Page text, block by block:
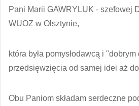
Pani Marii GAWRYLUK - szefowej
WUOZ w Olsztynie,
która była pomysłodawcą i
przedsięwzięcia od samej idei aż
Obu Paniom składam serdeczne